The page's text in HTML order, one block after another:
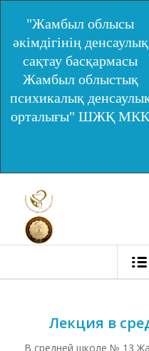
"Жамбыл облысы
әкімдігінің денсаулық
сақтау басқармасы
Жамбыл облыстық
психикалық
орталығы" ШЖҚ МКК
Лекция в
В средней школе № 13